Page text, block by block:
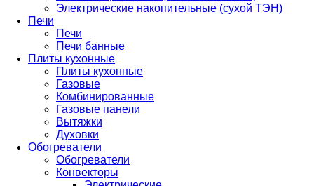
Электрические накопительные (сухой ТЭН)
Печи
Печи
Печи банные
Плиты кухонные
Плиты кухонные
Газовые
Комбинированные
Газовые панели
Вытяжки
Духовки
Обогреватели
Обогреватели
Конвекторы